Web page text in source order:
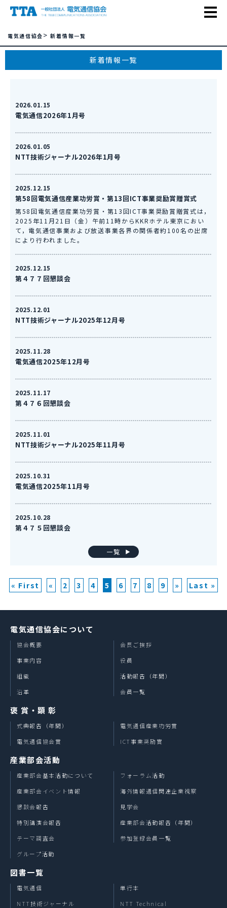
電気通信協会 > 新着情報一覧
新着情報一覧
2026.01.15
電気通信2026年1月号
2026.01.05
NTT技術ジャーナル2026年1月号
2025.12.15
第58回電気通信産業功労賞・第13回ICT事業奨励賞贈賞式
第58回電気通信産業功労賞・第13回ICT事業奨励賞贈賞式は，
2025年11月21日（金）午前11時からKKRホテル東京におい
て，電気通信事業および放送事業各界の関係者約100名の出席
により行われました。
2025.12.15
第４７７回懇談会
2025.12.01
NTT技術ジャーナル2025年12月号
2025.11.28
電気通信2025年12月号
2025.11.17
第４７６回懇談会
2025.11.01
NTT技術ジャーナル2025年11月号
2025.10.31
電気通信2025年11月号
2025.10.28
第４７５回懇談会
一覧
« First « 2 3 4 5 6 7 8 9 » Last »
電気通信協会について
協会概要
事業内容
組織
沿革
会長ご挨拶
役員
活動報告（年間）
会員一覧
褒 賞・顕 彰
式典報告（年間）
電気通信協会賞
電気通信産業功労賞
ICT事業奨励賞
産業部会活動
産業部会基本活動について
産業部会イベント情報
懇談会報告
特別講演会報告
テーマ調査会
グループ活動
フォーラム活動
海外情報通信関連企業視察
見学会
産業部会活動報告（年間）
参加登録会員一覧
図書一覧
電気通信
NTT技術ジャーナル
単行本
NTT Technical